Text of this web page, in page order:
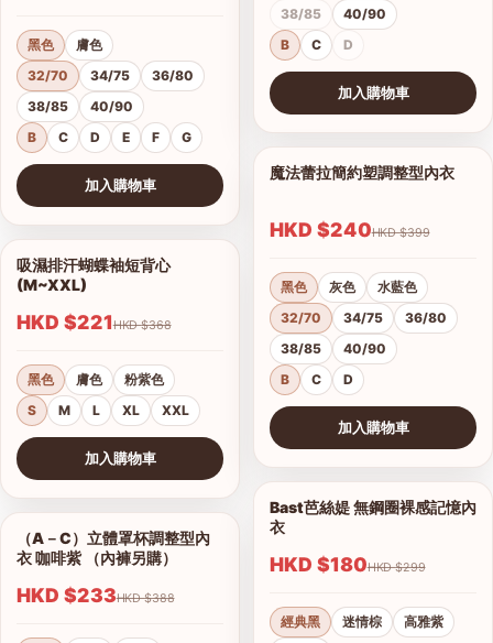
黑色
膚色
32/70
34/75
36/80
38/85
40/90
B
C D E F G
加入購物車
查看圖片
吸濕排汗蝴蝶袖短背心
(M~XXL)
HKD $221 HKD $368
黑色 膚色
粉紫色
S
M L XL XXL
加入購物車
1/5
查看圖片
（A－C）立體罩杯調整型內
衣 咖啡紫 （內褲另購）
HKD $233 HKD $388
38/85
40/90
B
C D
加入購物車
1/10
查看圖片
魔法蕾拉簡約塑調整型內衣
HKD $240 HKD $399
黑色 灰色
水藍色
32/70
34/75
36/80
38/85
40/90
B
C D
加入購物車
1/15
查看圖片
Bast芭絲媞 無鋼圈裸感記憶內
衣
HKD $180 HKD $299
經典黑 迷情棕
高雅紫